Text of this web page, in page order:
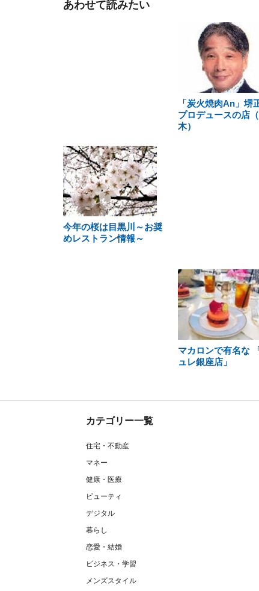
あわせて読みたい
「炭火焼肉An」堺
プロデュースの店
木）
今年の桜は目黒川～お奨
めレストラン情報～
マカロンで有名な
ュレ銀座店」
カテゴリー一覧
住宅・不動産
マネー
健康・医療
ビューティ
デジタル
暮らし
恋愛・結婚
ビジネス・学習
メンズスタイル